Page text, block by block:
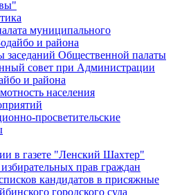
муниципального
и района
заседаний Общественной палаты
совет при Администрации
и района
населения
просветительские
в газете "Ленский Шахтер"
прав граждан
кандидатов в присяжные
городского суда